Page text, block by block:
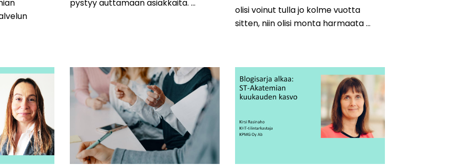
pystyy auttamaan asiakkaita. ...
olisi voinut tulla jo kolme vuotta
sitten, niin olisi monta harmaata ...